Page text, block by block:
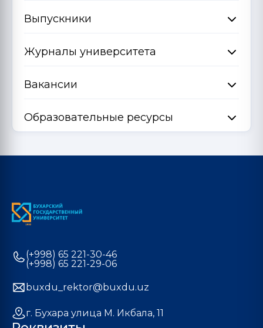
Выпускники
Журналы университета
Вакансии
Образовательные ресурсы
(+998) 65 221-30-46
(+998) 65 221-29-06
buxdu_rektor@buxdu.uz
г. Бухара улица М. Икбала, 11